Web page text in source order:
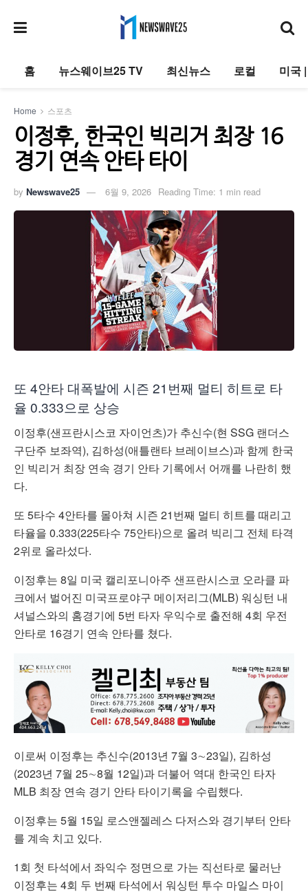
홈 뉴스웨이브25 TV 최신뉴스 로컬 미국
Home 스포츠
이정후, 한국인 빅리거 최장 16
경기 연속 안타 타이
by Newswave25 6월 9, 2026 Reading Time: 1 min read
또 4안타 대폭발에 시즌 21번째 멀티 히트로 타
율 0.333으로 상승
이정후(샌프란시스코 자이언츠)가 추신수(현 SSG 랜더스
구단주 보좌역), 김하성(애틀랜타 브레이브스)과 함께 한국
인 빅리거 최장 연속 경기 안타 기록에서 어깨를 나란히 했
다.
또 5타수 4안타를 몰아쳐 시즌 21번째 멀티 히트를 때리고
타율을 0.333(225타수 75안타)으로 올려 빅리그 전체 타격
2위로 올라섰다.
이정후는 8일 미국 캘리포니아주 샌프란시스코 오라클 파
크에서 벌어진 미국프로야구 메이저리그(MLB) 워싱턴 내
셔널스와의 홈경기에 5번 타자 우익수로 출전해 4회 우전
안타로 16경기 연속 안타를 쳤다.
이로써 이정후는 추신수(2013년 7월 3∼23일), 김하성
(2023년 7월 25∼8월 12일)과 더불어 역대 한국인 타자
MLB 최장 연속 경기 안타 타이기록을 수립했다.
이정후는 5월 15일 로스앤젤레스 다저스와 경기부터 안타
를 계속 치고 있다.
1회 첫 타석에서 좌익수 정면으로 가는 직선타로 물러난
이정후는 4회 두 번째 타석에서 워싱턴 투수 마일스 마이